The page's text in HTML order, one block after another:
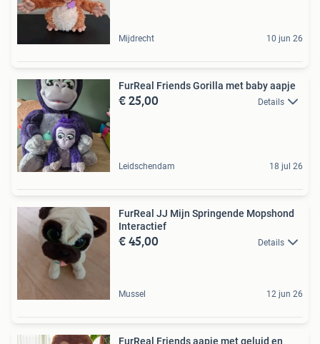
Mijdrecht 10 jun 26
FurReal Friends Gorilla met baby aapje
€ 25,00 Details
Leidschendam 18 jul 26
FurReal JJ Mijn Springende Mopshond
Interactief
€ 45,00 Details
Mussel 12 jun 26
FurReal Friends aapje met geluid en